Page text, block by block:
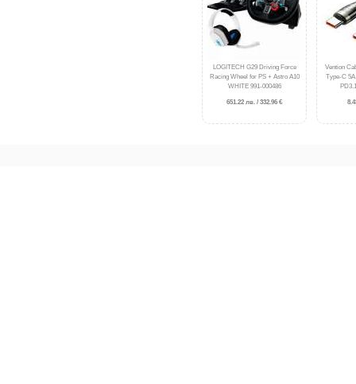
LOGITECH G29 Driving Force
Racing Wheel for PS + Astro A10
WHITE 991-000486
651.22 лв. / 332.96 €
Vention
Type-C